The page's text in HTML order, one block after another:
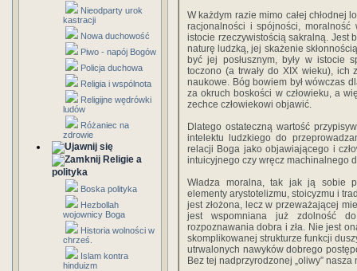
Nieodparty urok
kastracji
Nowa duchowość
Piwo - napój Bogów
Policja duchowa
Religia i wspólnota
Religijne wędrówki
ludów
Różaniec na
zdrowie
Religie a
polityka
Boska polityka
Hezbollah
wojownicy Boga
Historia wolności w
chrześ.
Islam kontra
hinduizm
W każdym razie mimo całej chłodnej
racjonalności i spójności,
istocie rzeczywistością sakralną. Jest
naturę ludzką, jej skażenie
być jej posłusznym, były w istocie
toczono (a trwały do XIX wieku), ich
naukowe. Bóg bowiem był wówczas
za okruch boskości w człowieku, a
zechce człowiekowi objawić.
Dlatego ostateczną wartość
intelektu ludzkiego do
relacji Boga jako objawiającego i
intuicyjnego czy wręcz machinalnego
Władza moralna, tak jak ją sobie
elementy arystotelizmu, stoicyzmu i
jest złożona, lecz w przeważającej
jest wspomniana już zdolność do
rozpoznawania dobra i zła. Nie jest
skomplikowanej strukturze funkcji
utrwalonych nawyków dobrego
Bez tej nadprzyrodzonej „oliwy”